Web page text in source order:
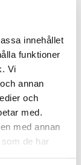
innehållet
funktioner
Vi
annan
och
med.
med annan
de har